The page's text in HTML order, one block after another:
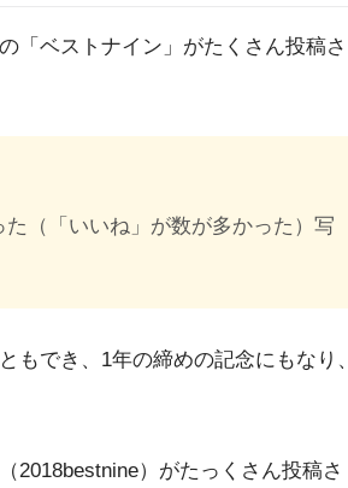
「ベストナイン」がたくさん投稿さ
（「いいね」が数が多かった）写
もでき、1年の締めの記念にもなり、
2018bestnine）がたっくさん投稿さ